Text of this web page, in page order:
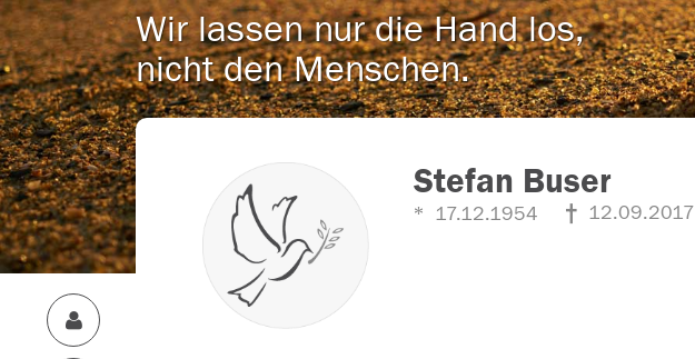
Wir lassen nur die Hand los,
nicht den Menschen.
Stefan Buser
17.12.1954 12.09.2017